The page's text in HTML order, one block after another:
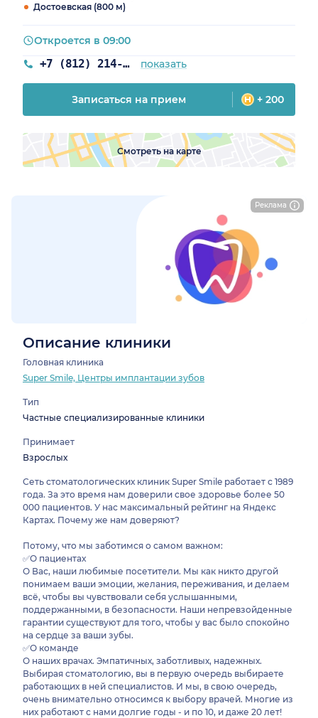
Реклама
Достоевская (800 м)
+7 (812) 214-59-31 показать
Откроется в 09:00
Записаться на прием + 200
Смотреть на карте
Описание клиники
Головная клиника
Super Smile, Центры имплантации зубов
Тип
Частные специализированные клиники
Принимает
Взрослых
Сеть стоматологических клиник Super Smile работает с 1989
года. За это время нам доверили свое здоровье более 50
000 пациентов. У нас максимальный рейтинг на Яндекс
Картах. Почему же нам доверяют?
Потому, что мы заботимся о самом важном:
✅О пациентах
О Вас, наши любимые посетители. Мы как никто другой
понимаем ваши эмоции, желания, переживания, и делаем
всё, чтобы вы чувствовали себя услышанными,
поддержанными, в безопасности. Наши непревзойденные
гарантии существуют для того, чтобы у вас было спокойно
на сердце за ваши зубы.
✅О команде
О наших врачах. Эмпатичных, заботливых, надежных.
Выбирая стоматологию, вы в первую очередь выбираете
работающих в ней специалистов. И мы, в свою очередь,
очень внимательно относимся к выбору врачей. Многие из
них работают с нами долгие годы - и по 10, и даже 20 лет!